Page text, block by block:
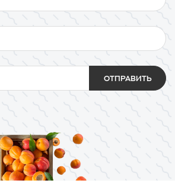
ОТПРАВИТЬ